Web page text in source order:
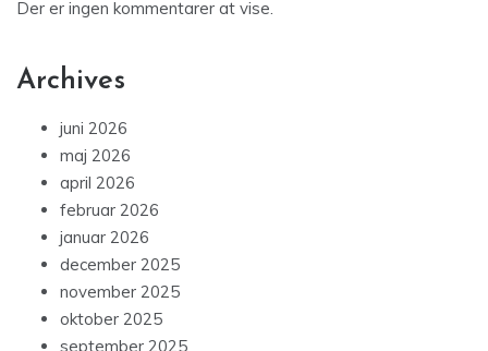
maj 2026
april 2026
februar 2026
januar 2026
december 2025
november 2025
oktober 2025
september 2025
august 2025